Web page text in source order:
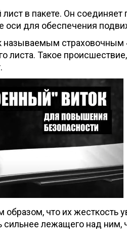
в пакете. Он соединяет
оси для обеспечения
листа. Такое
что их жесткость
сильнее лежащего над ним,